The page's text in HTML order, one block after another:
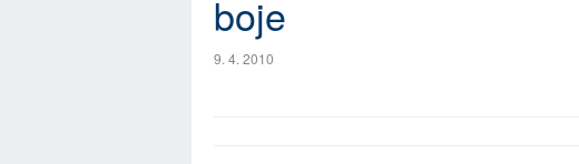
boje
9. 4. 2010